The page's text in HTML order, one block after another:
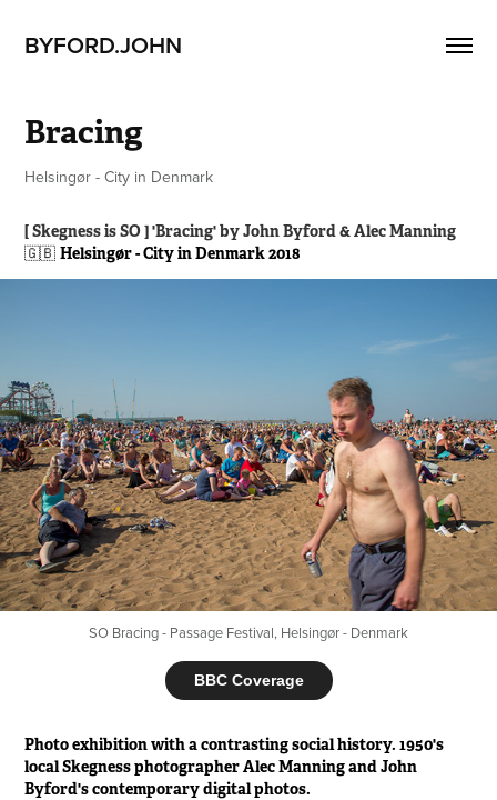
BYFORD.JOHN
Bracing
Helsingør - City in Denmark
[ Skegness is SO ] 'Bracing' by John Byford & Alec Manning
🇬🇧Helsingør - City in Denmark 2018
SO Bracing - Passage Festival, Helsingør - Denmark
BBC Coverage
Photo exhibition with a contrasting social history. 1950's
local Skegness photographer Alec Manning and John
Byford's contemporary digital photos.